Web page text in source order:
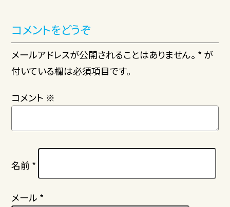
コメントをどうぞ
メールアドレスが公開されることはありません。 * が
付いている欄は必須項目です。
コメント ※
名前 *
メール *